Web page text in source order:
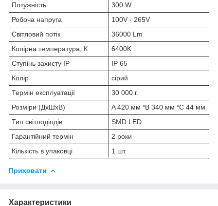
Потужність
300 W
Робоча напруга
100V - 265V
Світловий потік
36000 Lm
Колірна температура, К
6400K
Ступінь захисту IP
IP 65
Колір
сірий
Термін експлуатації
30 000 г.
Розміри (ДхШхВ)
A 420 мм *B 340 мм *C 44 мм
Тип світлодіодів
SMD LED
Гарантійний термін
2 роки
Кількість в упаковці
1 шт.
Приховати
Характеристики